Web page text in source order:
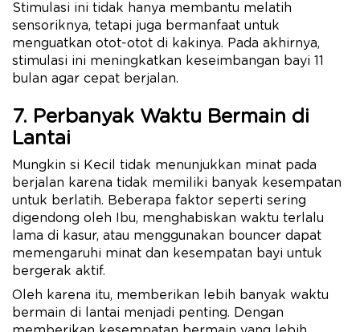
Stimulasi ini tidak hanya membantu melatih
sensoriknya, tetapi juga bermanfaat untuk
menguatkan otot-otot di kakinya. Pada akhirnya,
stimulasi ini meningkatkan keseimbangan bayi 11
bulan agar cepat berjalan.
7. Perbanyak Waktu Bermain di
Lantai
Mungkin si Kecil tidak menunjukkan minat pada
berjalan karena tidak memiliki banyak kesempatan
untuk berlatih. Beberapa faktor seperti sering
digendong oleh Ibu, menghabiskan waktu terlalu
lama di kasur, atau menggunakan bouncer dapat
memengaruhi minat dan kesempatan bayi untuk
bergerak aktif.
Oleh karena itu, memberikan lebih banyak waktu
bermain di lantai menjadi penting. Dengan